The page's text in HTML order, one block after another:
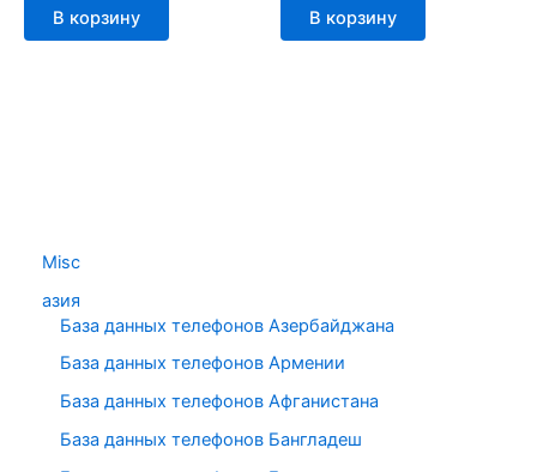
Misc
азия
База данных телефонов Азербайджана
База данных телефонов Армении
База данных телефонов Афганистана
База данных телефонов Бангладеш
В корзину В корзину